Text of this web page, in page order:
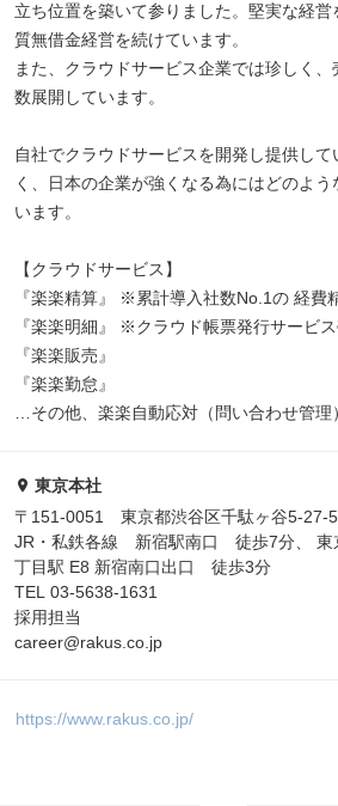
立ち位置を築いて参りました。堅実な経
質無借金経営を続けています。
また、クラウドサービス企業では珍しく
数展開しています。
自社でクラウドサービスを開発し提供し
く、日本の企業が強くなる為にはどのよ
います。
【クラウドサービス】
『楽楽精算』 ※累計導入社数No.1の 経費
『楽楽明細』 ※クラウド帳票発行サービ
『楽楽販売』
『楽楽勤怠』
…その他、楽楽自動応対（問い合わせ管理
東京本社
〒151-0051 東京都渋谷区千駄ヶ谷5-27-
JR・私鉄各線 新宿駅南口 徒歩7分、 東
丁目駅 E8 新宿南口出口 徒歩3分
TEL 03-5638-1631
採用担当
career@rakus.co.jp
https://www.rakus.co.jp/